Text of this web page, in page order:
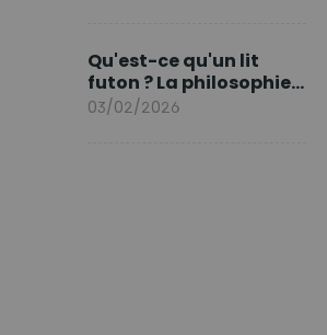
Qu'est-ce qu'un lit
futon ? La philosophie
du sommeil japonais
03/02/2026